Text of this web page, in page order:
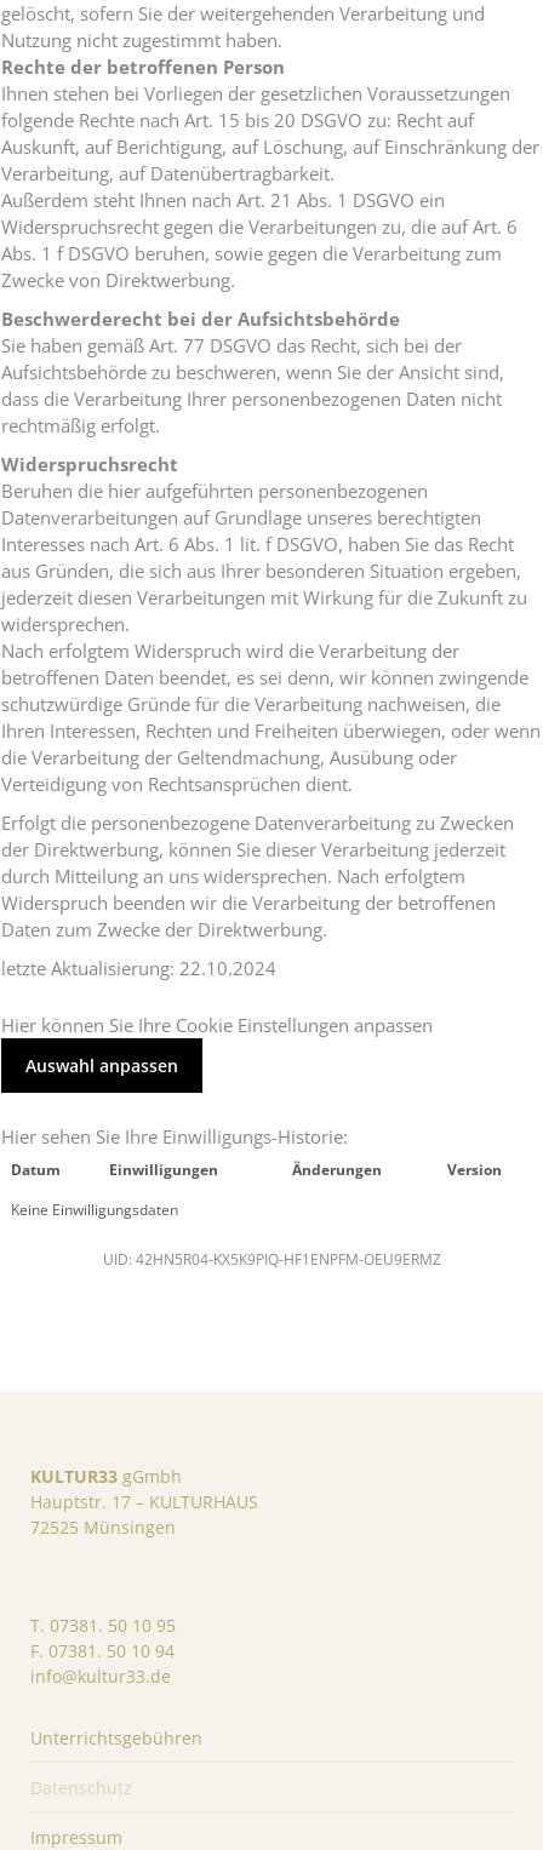
gelöscht, sofern Sie der weitergehenden Verarbeitung und
Nutzung nicht zugestimmt haben.
Rechte der betroffenen Person
Ihnen stehen bei Vorliegen der gesetzlichen Voraussetzungen
folgende Rechte nach Art. 15 bis 20 DSGVO zu: Recht auf
Auskunft, auf Berichtigung, auf Löschung, auf Einschränkung der
Verarbeitung, auf Datenübertragbarkeit.
Außerdem steht Ihnen nach Art. 21 Abs. 1 DSGVO ein
Widerspruchsrecht gegen die Verarbeitungen zu, die auf Art. 6
Abs. 1 f DSGVO beruhen, sowie gegen die Verarbeitung zum
Zwecke von Direktwerbung.
Beschwerderecht bei der Aufsichtsbehörde
Sie haben gemäß Art. 77 DSGVO das Recht, sich bei der
Aufsichtsbehörde zu beschweren, wenn Sie der Ansicht sind,
dass die Verarbeitung Ihrer personenbezogenen Daten nicht
rechtmäßig erfolgt.
Widerspruchsrecht
Beruhen die hier aufgeführten personenbezogenen
Datenverarbeitungen auf Grundlage unseres berechtigten
Interesses nach Art. 6 Abs. 1 lit. f DSGVO, haben Sie das Recht
aus Gründen, die sich aus Ihrer besonderen Situation ergeben,
jederzeit diesen Verarbeitungen mit Wirkung für die Zukunft zu
widersprechen.
Nach erfolgtem Widerspruch wird die Verarbeitung der
betroffenen Daten beendet, es sei denn, wir können zwingende
schutzwürdige Gründe für die Verarbeitung nachweisen, die
Ihren Interessen, Rechten und Freiheiten überwiegen, oder wenn
die Verarbeitung der Geltendmachung, Ausübung oder
Verteidigung von Rechtsansprüchen dient.
Erfolgt die personenbezogene Datenverarbeitung zu Zwecken
der Direktwerbung, können Sie dieser Verarbeitung jederzeit
durch Mitteilung an uns widersprechen. Nach erfolgtem
Widerspruch beenden wir die Verarbeitung der betroffenen
Daten zum Zwecke der Direktwerbung.
letzte Aktualisierung: 22.10.2024
Hier können Sie Ihre Cookie Einstellungen anpassen
Auswahl anpassen
Hier sehen Sie Ihre Einwilligungs-Historie:
Datum Einwilligungen Änderungen
Version
Keine Einwilligungsdaten
UID: 42HN5R04-KX5K9PIQ-HF1ENPFM-OEU9ERMZ
KULTUR33 gGmbh
Hauptstr. 17 – KULTURHAUS
72525 Münsingen
T. 07381. 50 10 95
F. 07381. 50 10 94
info@kultur33.de
Unterrichtsgebühren
Datenschutz
Impressum